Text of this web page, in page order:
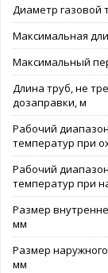
Диаметр газовой
Максимальная
Максимальный
Длина труб, не
дозаправки, м
Рабочий
температур при
Рабочий
температур при
Размер
мм
Размер
мм